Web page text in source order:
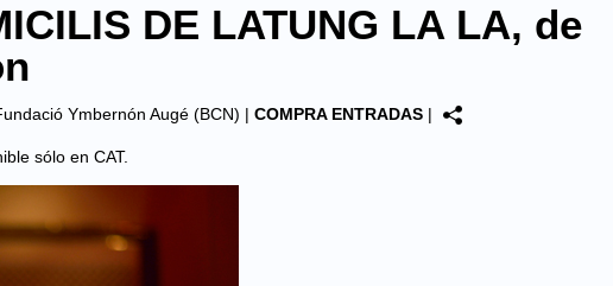
DE LATUNG LA LA, de
Ymbernón Augé (BCN) | COMPRA ENTRADAS |
sólo en CAT.